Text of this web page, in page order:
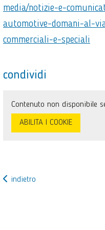
media/notizie-e-
automotive-domani-al-
commerciali-e-speciali
condividi
Contenuto non disponibile
ABILITA I COOKIE
indietro